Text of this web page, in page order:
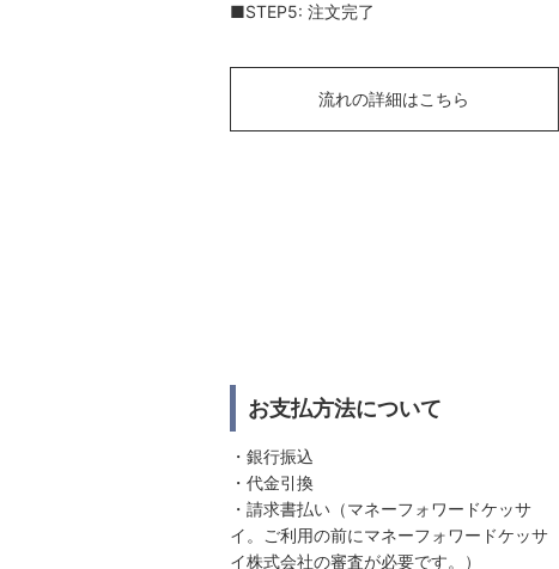
■STEP5: 注文完了
流れの詳細はこちら
お支払方法について
・銀行振込
・代金引換
・請求書払い（マネーフォワードケッサ
イ。ご利用の前にマネーフォワードケッサ
イ株式会社の審査が必要です。）